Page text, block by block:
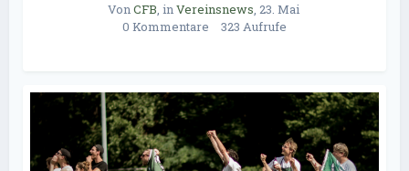
VonCFB, inVereinsnews, 23. Mai
0 Kommentare
323 Aufrufe